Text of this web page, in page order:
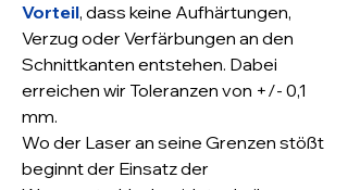
Vorteil, dass keine Aufhärtungen,
Verzug oder Verfärbungen an den
Schnittkanten entstehen. Dabei
erreichen wir Toleranzen von +/- 0,1
mm.
Wo der Laser an seine Grenzen stößt
beginnt der Einsatz der